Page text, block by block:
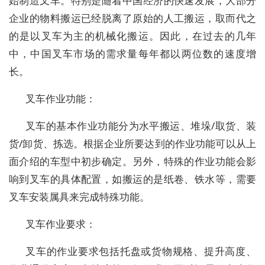
企业的物料搬运已经脱离了原始的人工搬运，取而代之
的是以叉车为主的机械化搬运。因此，在过去的几年
中，中国叉车市场的需求量每年都以两位数的速度增
长。
叉车作业功能：
叉车的基本作业功能分为水平搬运、堆垛/取货、装
货/卸货、拣选。根据企业所要达到的作业功能可以从上
面介绍的车型中初步确定。另外，特殊的作业功能会影
响到叉车的具体配置，如搬运的是纸卷、铁水等，需要
叉车安装属具来完成特殊功能。
叉车作业要求：
叉车的作业要求包括托盘或货物规格、提升高度、